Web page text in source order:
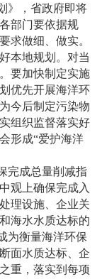
》，省政府即将
部门要依据规
求做细、做实。
本地规划。对当
要加快制定实施
优先开展海洋环
今后制定污染物
组织监督落实好
形成“爱护海洋
完成总量削减指
观上确保完成入
理设施、企业关
海水水质达标的
为衡量海洋环保
面水质达标、企
重，落实到每项